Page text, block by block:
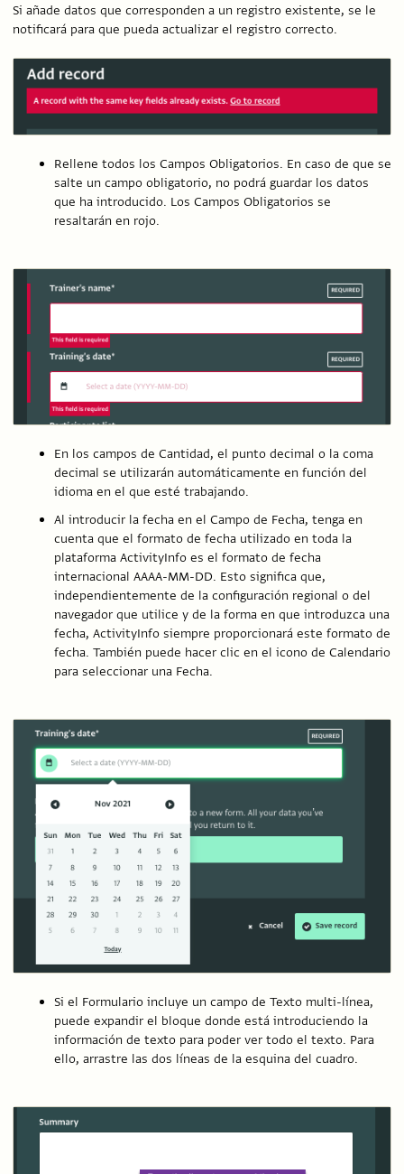
Si añade datos que corresponden a un registro existente, se le
notificará para que pueda actualizar el registro correcto.
Rellene todos los Campos Obligatorios. En caso de que se
salte un campo obligatorio, no podrá guardar los datos
que ha introducido. Los Campos Obligatorios se
resaltarán en rojo.
En los campos de Cantidad, el punto decimal o la coma
decimal se utilizarán automáticamente en función del
idioma en el que esté trabajando.
Al introducir la fecha en el Campo de Fecha, tenga en
cuenta que el formato de fecha utilizado en toda la
plataforma ActivityInfo es el formato de fecha
internacional AAAA-MM-DD. Esto significa que,
independientemente de la configuración regional o del
navegador que utilice y de la forma en que introduzca una
fecha, ActivityInfo siempre proporcionará este formato de
fecha. También puede hacer clic en el icono de Calendario
para seleccionar una Fecha.
Si el Formulario incluye un campo de Texto multi-línea,
puede expandir el bloque donde está introduciendo la
información de texto para poder ver todo el texto. Para
ello, arrastre las dos líneas de la esquina del cuadro.